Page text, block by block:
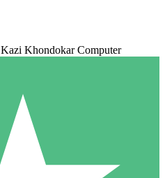
Kazi Khondokar Computer